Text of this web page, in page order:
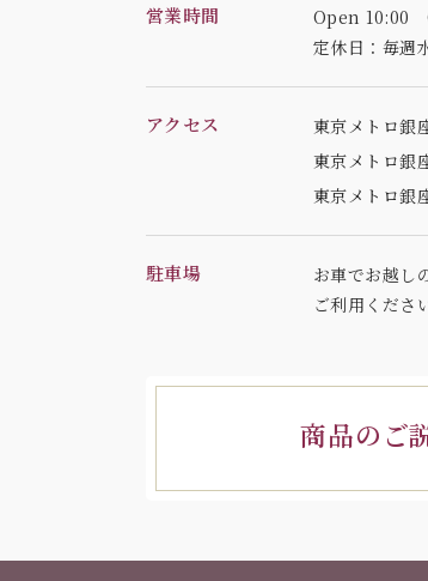
営業時間
Open 10:00
定休日：毎週
アクセス
東京メトロ銀
東京メトロ銀
東京メトロ銀
駐車場
お車でお越し
ご利用くださ
商品のご